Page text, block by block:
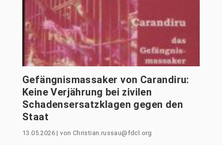
Gefängnismassaker von Carandiru:
Keine Verjährung bei zivilen
Schadensersatzklagen gegen den
Staat
13.05.2026|von Christian.russau@fdcl.org